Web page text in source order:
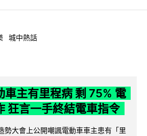
城中熱話
車主有里程病 剩 75% 電
狂言一手終結電車指令
勢大會上公開嘲諷電動車車主患有「里